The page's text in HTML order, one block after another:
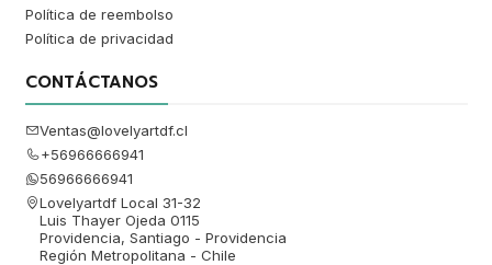
Política de reembolso
Política de privacidad
CONTÁCTANOS
Ventas@lovelyartdf.cl
+56966666941
56966666941
Lovelyartdf Local 31-32
Luis Thayer Ojeda 0115
Providencia, Santiago - Providencia
Región Metropolitana - Chile